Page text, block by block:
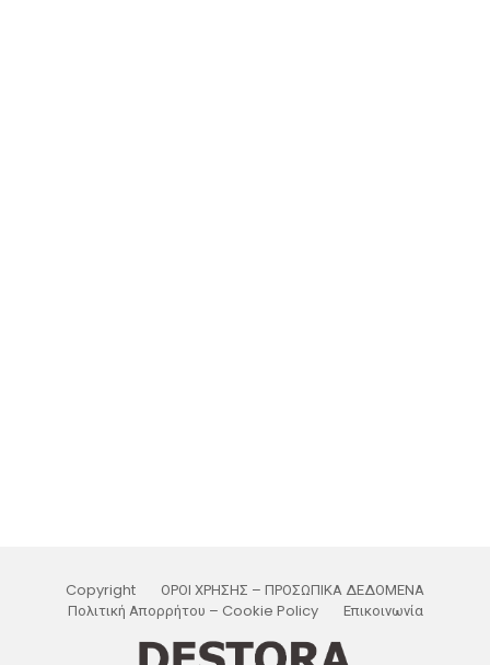
Copyright
ΟΡΟΙ ΧΡΗΣΗΣ – ΠΡΟΣΩΠΙΚΑ ΔΕΔΟΜΕΝΑ
Πολιτική Απορρήτου – Cookie Policy
Επικοινωνία